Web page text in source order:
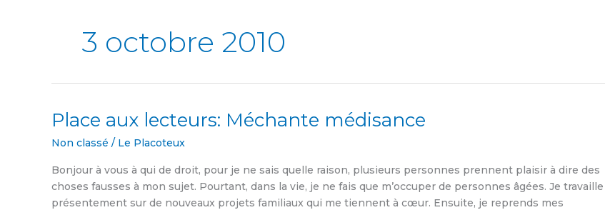
3 octobre 2010
Place aux lecteurs: Méchante médisance
Non classé / Le Placoteux
Bonjour à vous à qui de droit, pour je ne sais quelle raison, plusieurs personnes prennent plaisir à dire des
choses fausses à mon sujet. Pourtant, dans la vie, je ne fais que m’occuper de personnes âgées. Je travaille
présentement sur de nouveaux projets familiaux qui me tiennent à cœur. Ensuite, je reprends mes
Place
lecteurs:
Méchante
médisance